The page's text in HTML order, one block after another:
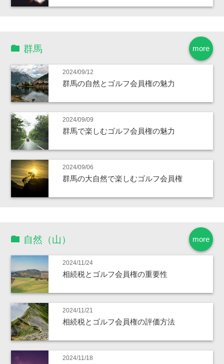
more
群馬
2024/09/12
群馬の自然とゴルフ会員権の魅力
2024/09/09
群馬で楽しむゴルフ会員権の魅力
2024/09/06
群馬の大自然で楽しむゴルフ会員権
more
自然（山）
2024/11/24
相続税とゴルフ会員権の重要性
2024/11/21
相続税とゴルフ会員権の評価方法
2024/11/18